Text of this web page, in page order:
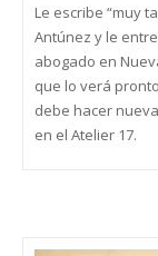
Le escribe “muy
Antúnez y le
abogado en
que lo verá
debe hacer
en el Atelier 17.